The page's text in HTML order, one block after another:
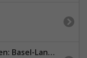
Schweiz